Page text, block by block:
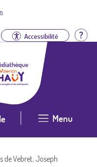
Accessibilité
Menu
de Vebret, Joseph